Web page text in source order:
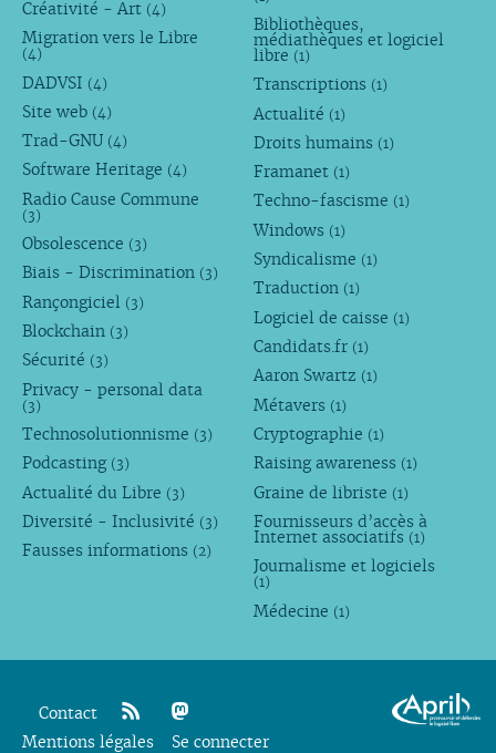
Créativité - Art (4)
Migration vers le Libre
(4)
DADVSI (4)
Site web (4)
Trad-GNU (4)
Software Heritage (4)
Radio Cause Commune
(3)
Obsolescence (3)
Biais - Discrimination (3)
Rançongiciel (3)
Blockchain (3)
Sécurité (3)
Privacy - personal data
(3)
Technosolutionnisme (3)
Podcasting (3)
Actualité du Libre (3)
Diversité - Inclusivité (3)
Fausses informations (2)
Bibliothèques,
médiathèques et logiciel
libre (1)
Transcriptions (1)
Actualité (1)
Droits humains (1)
Framanet (1)
Techno-fascisme (1)
Windows (1)
Syndicalisme (1)
Traduction (1)
Logiciel de caisse (1)
Candidats.fr (1)
Aaron Swartz (1)
Métavers (1)
Cryptographie (1)
Raising awareness (1)
Graine de libriste (1)
Fournisseurs d’accès à
Internet associatifs (1)
Journalisme et logiciels
(1)
Médecine (1)
Contact
rss mastodon
Mentions légales Se connecter